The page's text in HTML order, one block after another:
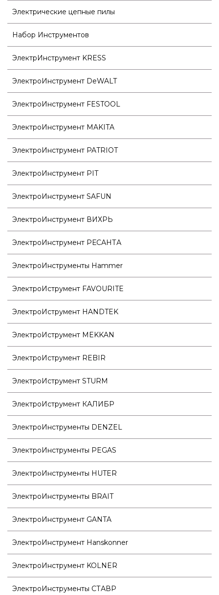
Электрические цепные пилы
Набор Инструментов
ЭлектрИнструмент KRESS
ЭлектроИнструмент DeWALT
ЭлектроИнструмент FESTOOL
ЭлектроИнструмент MAKITA
ЭлектроИнструмент PATRIOT
ЭлектроИнструмент PIT
ЭлектроИнструмент SAFUN
ЭлектроИнструмент ВИХРЬ
ЭлектроИнструмент РЕСАНТА
ЭлектроИнструменты Hammer
ЭлектроИструмент FAVOURITE
ЭлектроИструмент HANDTEK
ЭлектроИструмент MEKKAN
ЭлектроИструмент REBIR
ЭлектроИструмент STURM
ЭлектроИструмент КАЛИБР
ЭлектроИнструменты DENZEL
ЭлектроИнструменты PEGAS
ЭлектроИнструменты HUTER
ЭлектроИнструменты BRAIT
ЭлектроИнструмент GANTA
ЭлектроИнструмент Hanskonner
ЭлектроИнструмент KOLNER
ЭлектроИнструменты СТАВР